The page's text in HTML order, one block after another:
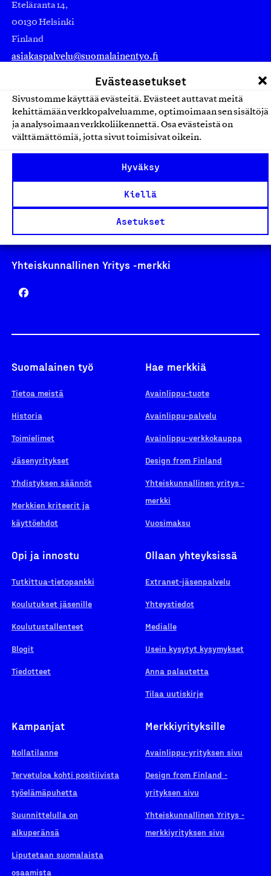
Evästeasetukset
Sivustomme käyttää evästeitä. Evästeet auttavat meitä
kehittämään verkkopalveluamme, optimoimaan sen sisältöjä
ja analysoimaan verkkoliikennettä. Osa evästeistä on
välttämättömiä, jotta sivut toimisivat oikein.
Hyväksy
Kiellä
Asetukset
Eteläranta 14,
00130 Helsinki
Finland
asiakaspalvelu@suomalainentyo.fi
Avainlippu
Yhteiskunnallinen Yritys -merkki
Suomalainen työ
Tietoa meistä
Historia
Toimielimet
Jäsenyritykset
Yhdistyksen säännöt
Merkkien kriteerit ja
käyttöehdot
Hae merkkiä
Avainlippu-tuote
Avainlippu-palvelu
Avainlippu-verkkokauppa
Design from Finland
Yhteiskunnallinen yritys -
merkki
Vuosimaksu
Opi ja innostu
Tutkittua-tietopankki
Koulutukset jäsenille
Koulutustallenteet
Blogit
Tiedotteet
Ollaan yhteyksissä
Extranet-jäsenpalvelu
Yhteystiedot
Medialle
Usein kysytyt kysymykset
Anna palautetta
Tilaa uutiskirje
Kampanjat
Nollatilanne
Tervetuloa kohti positiivista
työelämäpuhetta
Suunnittelulla on
alkuperänsä
Liputetaan suomalaista
osaamista
Merkkiyrityksille
Avainlippu-yrityksen sivu
Design from Finland -
yrityksen sivu
Yhteiskunnallinen Yritys -
merkkiyrityksen sivu